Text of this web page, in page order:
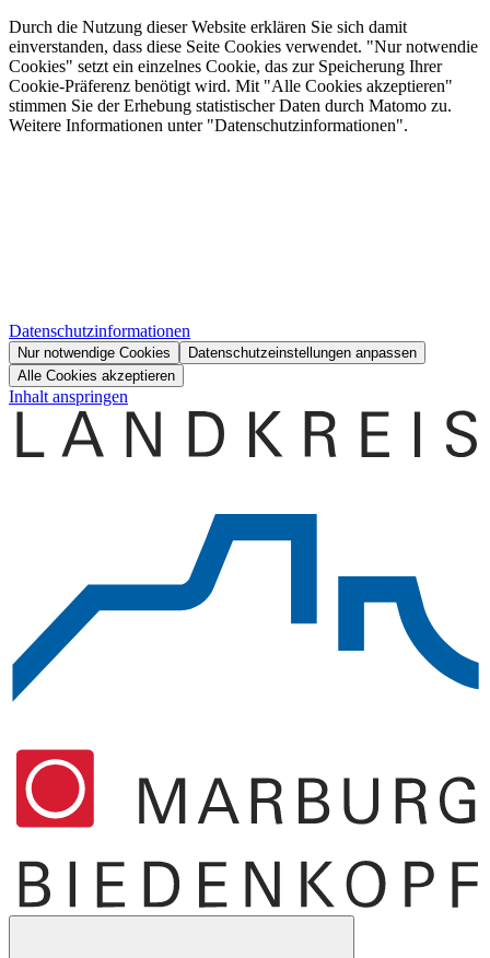
Durch die Nutzung dieser Website erklären Sie sich damit
einverstanden, dass diese Seite Cookies verwendet. "Nur notwendie
Cookies" setzt ein einzelnes Cookie, das zur Speicherung Ihrer
Cookie-Präferenz benötigt wird. Mit "Alle Cookies akzeptieren"
stimmen Sie der Erhebung statistischer Daten durch Matomo zu.
Weitere Informationen unter "Datenschutzinformationen".
Datenschutzinformationen
Nur notwendige Cookies
Datenschutzeinstellungen anpassen
Alle Cookies akzeptieren
Inhalt anspringen